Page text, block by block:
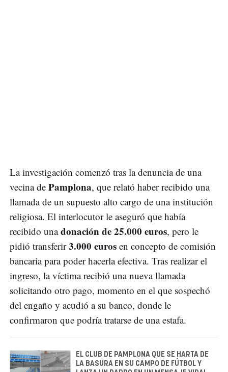
La investigación comenzó tras la denuncia de una
vecina de Pamplona, que relató haber recibido una
llamada de un supuesto alto cargo de una institución
religiosa. El interlocutor le aseguró que había
recibido unadonación de 25.000 euros, pero le
pidió transferir3.000 euros en concepto de comisión
bancaria para poder hacerla efectiva. Tras realizar el
ingreso, la víctima recibió una nueva llamada
solicitando otro pago, momento en el que sospechó
del engaño y acudió a su banco, donde le
confirmaron que podría tratarse de una estafa.
EL CLUB DE PAMPLONA QUE SE HARTA DE
LA BASURA EN SU CAMPO DE FÚTBOL Y